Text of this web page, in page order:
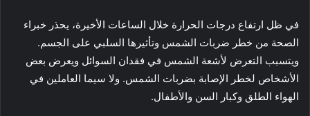
في ظل ارتفاع درجات الحرارة خلال الساعات الأخيرة، يحذر خبراء
الصحة من خطر ضربات الشمس وتأثيرها السلبي على الجسم.
ويتسبب التعرض لأشعة الشمس في فقدان السوائل ويعرض بعض
الأشخاص لخطر الإصابة بضربات الشمس. ولا سيما العاملين في
الهواء الطلق وكبار السن والأطفال.